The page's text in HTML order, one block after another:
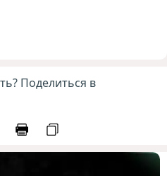
Поделиться в